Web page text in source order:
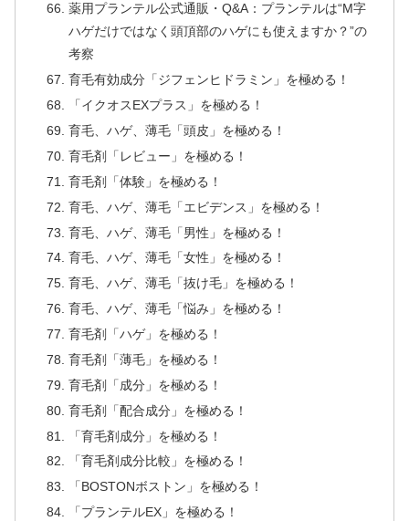
薬用プランテル公式通販・Q&A：プランテルは“M字
ハゲだけではなく頭頂部のハゲにも使えますか？”の
考察
育毛有効成分「ジフェンヒドラミン」を極める！
「イクオスEXプラス」を極める！
育毛、ハゲ、薄毛「頭皮」を極める！
育毛剤「レビュー」を極める！
育毛剤「体験」を極める！
育毛、ハゲ、薄毛「エビデンス」を極める！
育毛、ハゲ、薄毛「男性」を極める！
育毛、ハゲ、薄毛「女性」を極める！
育毛、ハゲ、薄毛「抜け毛」を極める！
育毛、ハゲ、薄毛「悩み」を極める！
育毛剤「ハゲ」を極める！
育毛剤「薄毛」を極める！
育毛剤「成分」を極める！
育毛剤「配合成分」を極める！
「育毛剤成分」を極める！
「育毛剤成分比較」を極める！
「BOSTONボストン」を極める！
「プランテルEX」を極める！